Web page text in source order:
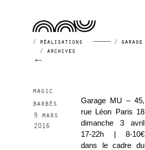
réalisations garage
archives
Author Archives:
Post navigation
←
magic
barbès
9 mars
2016
Garage MU – 45,
rue Léon Paris 18
dimanche 3 avril
17-22h | 8-10€
dans le cadre du